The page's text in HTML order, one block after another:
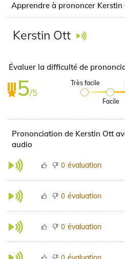
Apprendre à prononcer Kerstin
Kerstin Ott
Évaluer la difficulté de
5/5
Très facile
Facile
Prononciation de Kerstin Ott
audio
0 évaluation
0 évaluation
0 évaluation
0